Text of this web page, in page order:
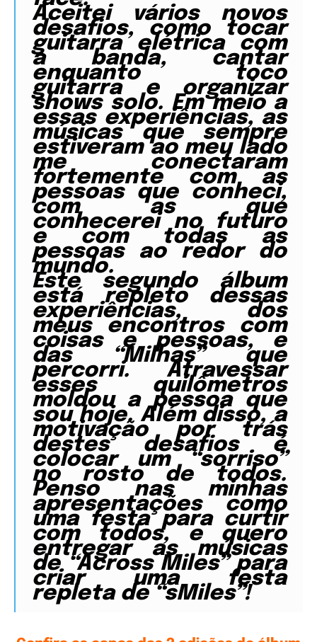
Aceitei vários novos
desafios, como tocar
guitarra elétrica com
a banda, cantar
enquanto toco
guitarra e organizar
shows solo. Em meio a
essas experiências, as
músicas que sempre
estiveram ao meu lado
me conectaram
fortemente com as
pessoas que conheci,
com as que
conhecerei no futuro
e com todas as
pessoas ao redor do
mundo.
Este segundo álbum
está repleto dessas
experiências, dos
meus encontros com
coisas e pessoas, e
das “Milhas” que
percorri. Atravessar
esses quilômetros
moldou a pessoa que
sou hoje. Além disso, a
motivação por trás
destes desafios é
colocar um “sorriso”
no rosto de todos.
Penso nas minhas
apresentações como
uma festa para curtir
com todos, e quero
entregar as músicas
de “Across Miles” para
criar uma festa
repleta de “sMiles”!